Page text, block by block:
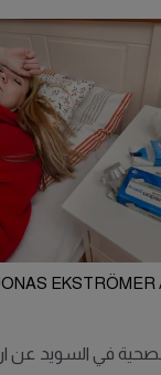
EKSTRÖMER
في السويد عن